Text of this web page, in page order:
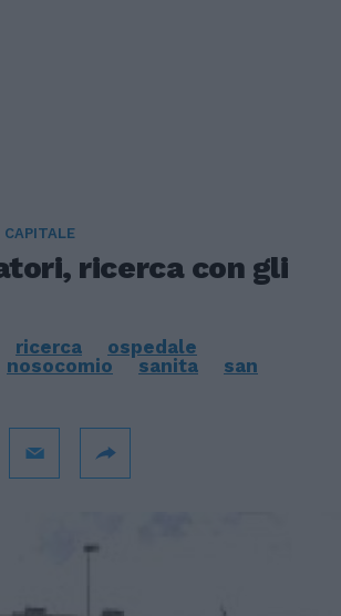
CAPITALE
ricerca con gli
ricerca
ospedale
nosocomio sanita
san